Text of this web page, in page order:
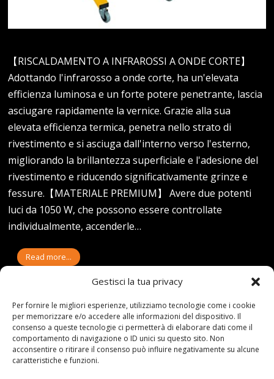
Gestisci la tua privacy
Per fornire le migliori esperienze, utilizziamo tecnologie come i cookie
per memorizzare e/o accedere alle informazioni del dispositivo. Il
consenso a queste tecnologie ci permetterà di elaborare dati come il
comportamento di navigazione o ID unici su questo sito. Non
acconsentire o ritirare il consenso può influire negativamente su alcune
caratteristiche e funzioni.
【RISCALDAMENTO A INFRAROSSI A ONDE CORTE】
Adottando l'infrarosso a onde corte, ha un'elevata
efficienza luminosa e un forte potere penetrante, lascia
asciugare rapidamente la vernice. Grazie alla sua
elevata efficienza termica, penetra nello strato di
rivestimento e si asciuga dall'interno verso l'esterno,
migliorando la brillantezza superficiale e l'adesione del
rivestimento e riducendo significativamente grinze e
fessure.【MATERIALE PREMIUM】 Avere due potenti
luci da 1050 W, che possono essere controllate
individualmente, accenderle…
Read more...
21-10-23
By:redazione
Tag:220v,2x1050W ,Alogena,Auto, CARROZZERIA, con, corte
Essiccatore,infrarossi,Lampada ,Luce,onde,Polimerizzazione ,
Riparazione, riscaldante,Riscaldatore,Vernice,vernici
Category:Shop 0 comments